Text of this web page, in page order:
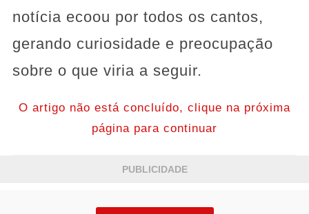
notícia ecoou por todos os cantos,
gerando curiosidade e preocupação
sobre o que viria a seguir.
O artigo não está concluído, clique na próxima
página para continuar
PUBLICIDADE